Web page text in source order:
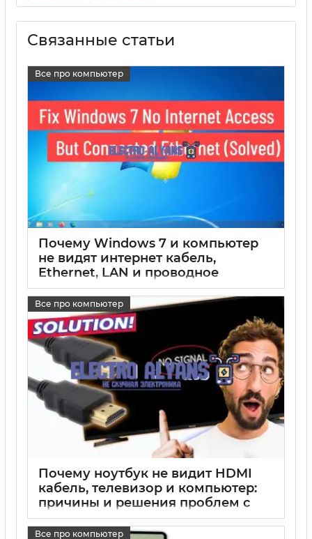
Связанные статьи
Все про компьютер
Почему Windows 7 и компьютер
не видят интернет кабель,
Ethernet, LAN и проводное
подключение – что делать
17 05 2025 0
Все про компьютер
Почему ноутбук не видит HDMI
кабель, телевизор и компьютер:
причины и решения проблем с
подключением
Все про компьютер